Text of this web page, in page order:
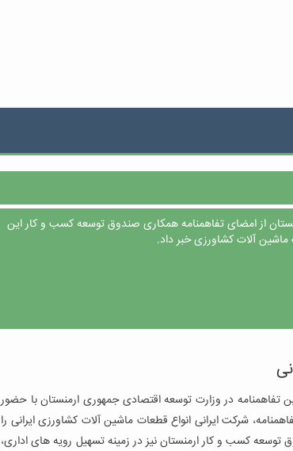
از امضای تفاهمنامه همکاری صندوق توسعه کسب و کار این
آلات کشاورزی خبر داد.
تفاهمنامه در وزارت توسعه اقتصادی جمهوری ارمنستان با حضور
شرکت ایرانی انواع قطعات ماشین آلات کشاورزی ایرانی را
توسعه کسب و کار ارمنستان نیز در زمینه تسهیل رویه های اداری،